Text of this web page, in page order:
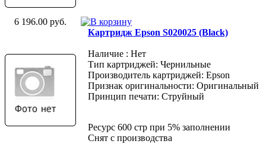
6 196.00 руб.
Картридж Epson S020025 (Black)
Наличие : Нет
Тип картриджей: Чернильные
Производитель картриджей: Epson
Признак оригинальности: Оригинальный
Принцип печати: Струйный
Ресурс 600 стр при 5% заполнении
Снят с производства